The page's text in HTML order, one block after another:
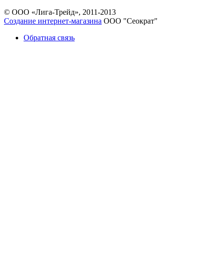
© ООО «Лига-Трейд», 2011-2013
Создание интернет-магазина ООО "Сеократ"
Обратная связь